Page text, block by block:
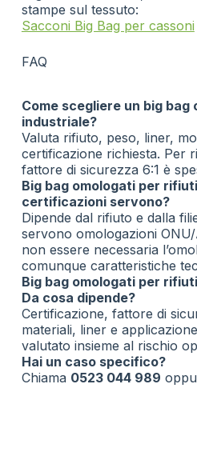
stampe sul tessuto:
Sacconi Big Bag per cassoni
FAQ
Come scegliere un big bag
industriale?
Valuta rifiuto, peso, liner,
certificazione richiesta. Per
fattore di sicurezza 6:1 è
Big bag omologati per
certificazioni servono?
Dipende dal rifiuto e dalla
servono omologazioni
non essere necessaria
comunque caratteristiche
Big bag omologati per
Da cosa dipende?
Certificazione, fattore di
materiali, liner e
valutato insieme al rischio
Hai un caso specifico?
Chiama 0523 044 989